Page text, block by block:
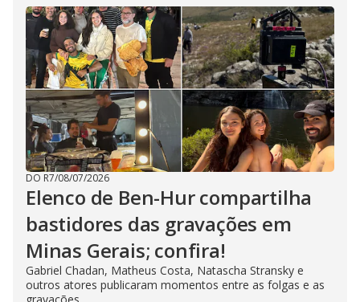
DO R7/08/07/2026
Elenco de Ben-Hur compartilha
bastidores das gravações em
Minas Gerais; confira!
Gabriel Chadan, Matheus Costa, Natascha Stransky e
outros atores publicaram momentos entre as folgas e as